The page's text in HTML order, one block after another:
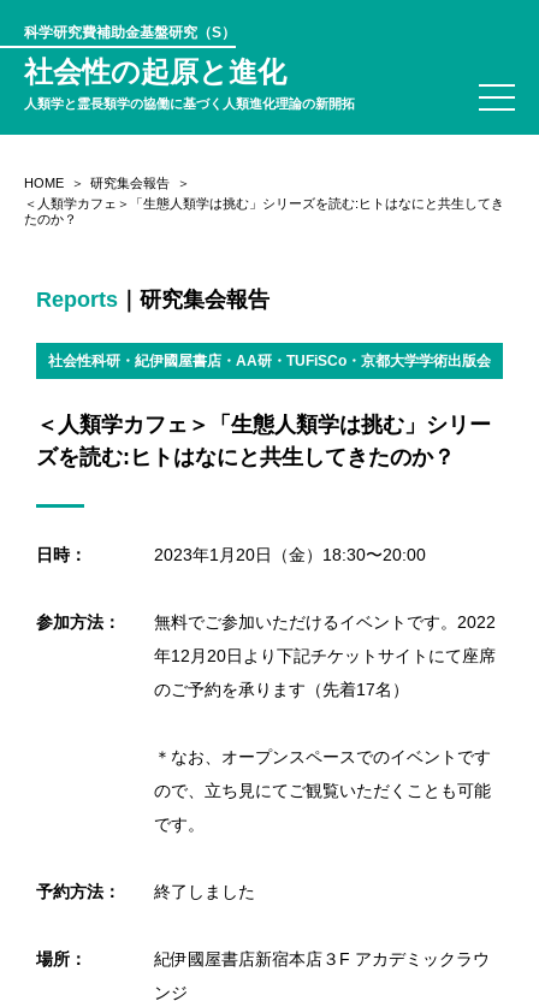
科学研究費補助金基盤研究（S）
社会性の起原と進化
人類学と霊長類学の協働に基づく人類進化理論の新開拓
HOME
研究集会報告
＜人類学カフェ＞「生態人類学は挑む」シリーズを読む:ヒトはなにと共生してき
たのか？
Reports ｜研究集会報告
社会性科研・紀伊國屋書店・AA研・TUFiSCo・京都大学学術出版会
＜人類学カフェ＞「生態人類学は挑む」シリー
ズを読む:ヒトはなにと共生してきたのか？
日時： 2023年1月20日（金）18:30〜20:00
参加方法：
無料でご参加いただけるイベントです。2022
年12月20日より下記チケットサイトにて座席
のご予約を承ります（先着17名）
＊なお、オープンスペースでのイベントです
ので、立ち見にてご観覧いただくことも可能
です。
予約方法： 終了しました
場所：
紀伊國屋書店新宿本店３F アカデミックラウ
ンジ